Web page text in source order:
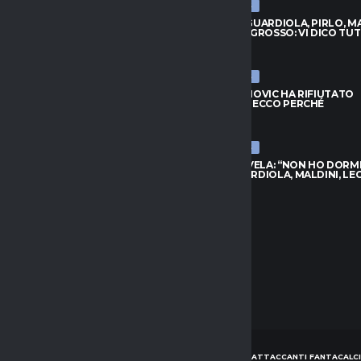
ULTIME NEWS
MALDINI: “GUARDIOLA, PIRLO,
DE ROSSI E GROSSO: VI DICO
ULTIME NEWS
LAZIO, IVANOVIC HA RIFIUTATO
L’OFFERTA: ECCO PERCHÉ
ULTIME NEWS
MALAGÒ SVELA: “NON HO
PIRLO. GUARDIOLA, MALDINI,
CONSIGLI ATTACCANTI